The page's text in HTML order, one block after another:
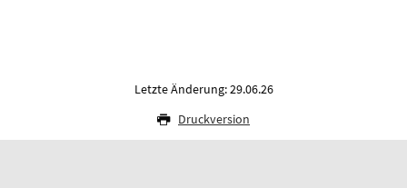
Letzte Änderung: 29.06.26
Druckversion